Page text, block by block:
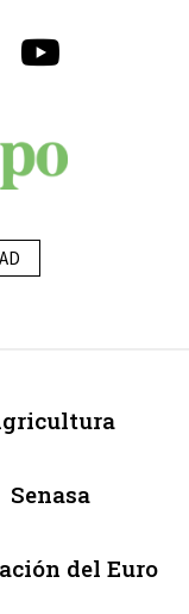
Senasa
del Euro